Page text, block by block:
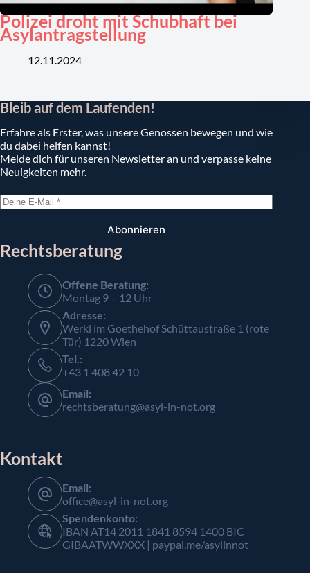
Polizei droht mit Schubhaft bei
Asylantragstellung
12.11.2024
Bleib auf dem Laufenden!
Erfahre als Erster, was unsere Genossen bewegen und wie
du dabei helfen kannst!
Melde dich für unseren Newsletter an und verpasse keine
Neuigkeiten mehr.
Abonnieren
Rechtsberatung
Offene Beratung:
Montag 9 – 12 Uhr
Adresse:
Werkl im Goethehof Schüttaustraße 1 (rote
Tür) 1220 Wien
Tel.:
+43 1 408 42 10
Email:
rechtsberatung@asyl-in-not.org
Kontakt
Email:
office@asyl-in-not.org
Spendenkonto:
IBAN AT14 2011 1841 8594 1400 BIC
GIBAATWWXXX | paypal.me/asylinnot